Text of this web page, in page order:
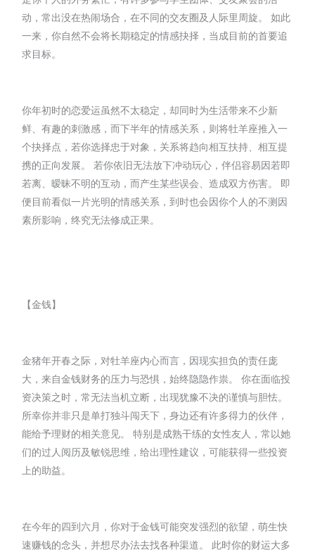
动，常出没在热闹场合，在不同的交友圈及人际里周旋。 如此
一来，你自然不会将长期稳定的情感抉择，当成目前的首要追
求目标。
你年初时的恋爱运虽然不太稳定，却同时为生活带来不少新
鲜、有趣的刺激感，而下半年的情感关系，则将牡羊座推入一
个抉择点，若你选择忠于对象，关系将趋向相互扶持、相互提
携的正向发展。 若你依旧无法放下冲动玩心，伴侣容易因若即
若离、暧昧不明的互动，而产生某些误会、造成双方伤害。 即
便目前看似一片光明的情感关系，到时也会因你个人的不测因
素所影响，终究无法修成正果。
【金钱】
金猪年开春之际，对牡羊座内心而言，因现实担负的责任庞
大，来自金钱财务的压力与恐惧，始终隐隐作祟。 你在面临投
资决策之时，常无法当机立断，出现犹豫不决的谨慎与胆怯。
所幸你并非只是单打独斗闯天下，身边还有许多得力的伙伴，
能给予理财的相关意见。 特别是成熟干练的女性友人，常以她
们的过人阅历及敏锐思维，给出理性建议，可能获得一些投资
上的助益。
在今年的四到六月，你对于金钱可能突发强烈的欲望，萌生快
速赚钱的念头，并想尽办法去找各种渠道。 此时你的财运大多